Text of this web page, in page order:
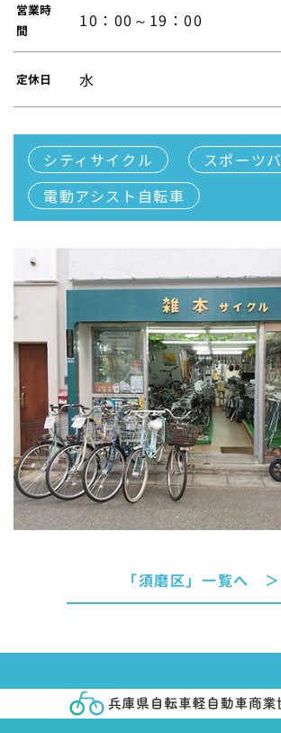
営業時
間
10：00～19：00
定休日 水
シティサイクル
スポーツ
電動アシスト自転車
「須磨区」一覧へ ＞